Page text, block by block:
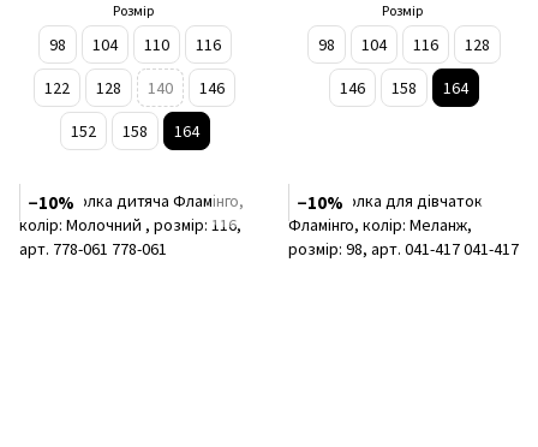
Розмір
98 104 110
116
122
128 140
146
152
158 164
Розмір
98 104 116
128
146
158 164
−10% −10%